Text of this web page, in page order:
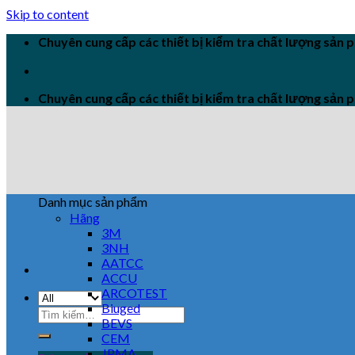
Skip to content
Chuyên cung cấp các thiết bị kiểm tra chất lượng sản
Chuyên cung cấp các thiết bị kiểm tra chất lượng sản
Danh mục sản phẩm
Hãng
3M
3NH
AATCC
ACCU
ARCOTEST
Biuged
BEVS
CEM